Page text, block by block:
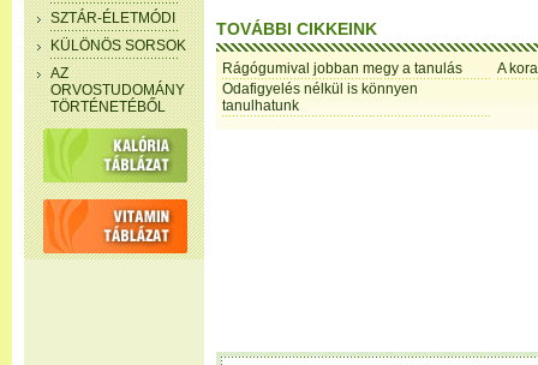
SZTÁR-ÉLETMÓDI
KÜLÖNÖS SORSOK
AZ
ORVOSTUDOMÁNY
TÖRTÉNETÉBŐL
TOVÁBBI CIKKEINK
Rágógumival jobban megy a tanulás
Odafigyelés nélkül is könnyen
tanulhatunk
A